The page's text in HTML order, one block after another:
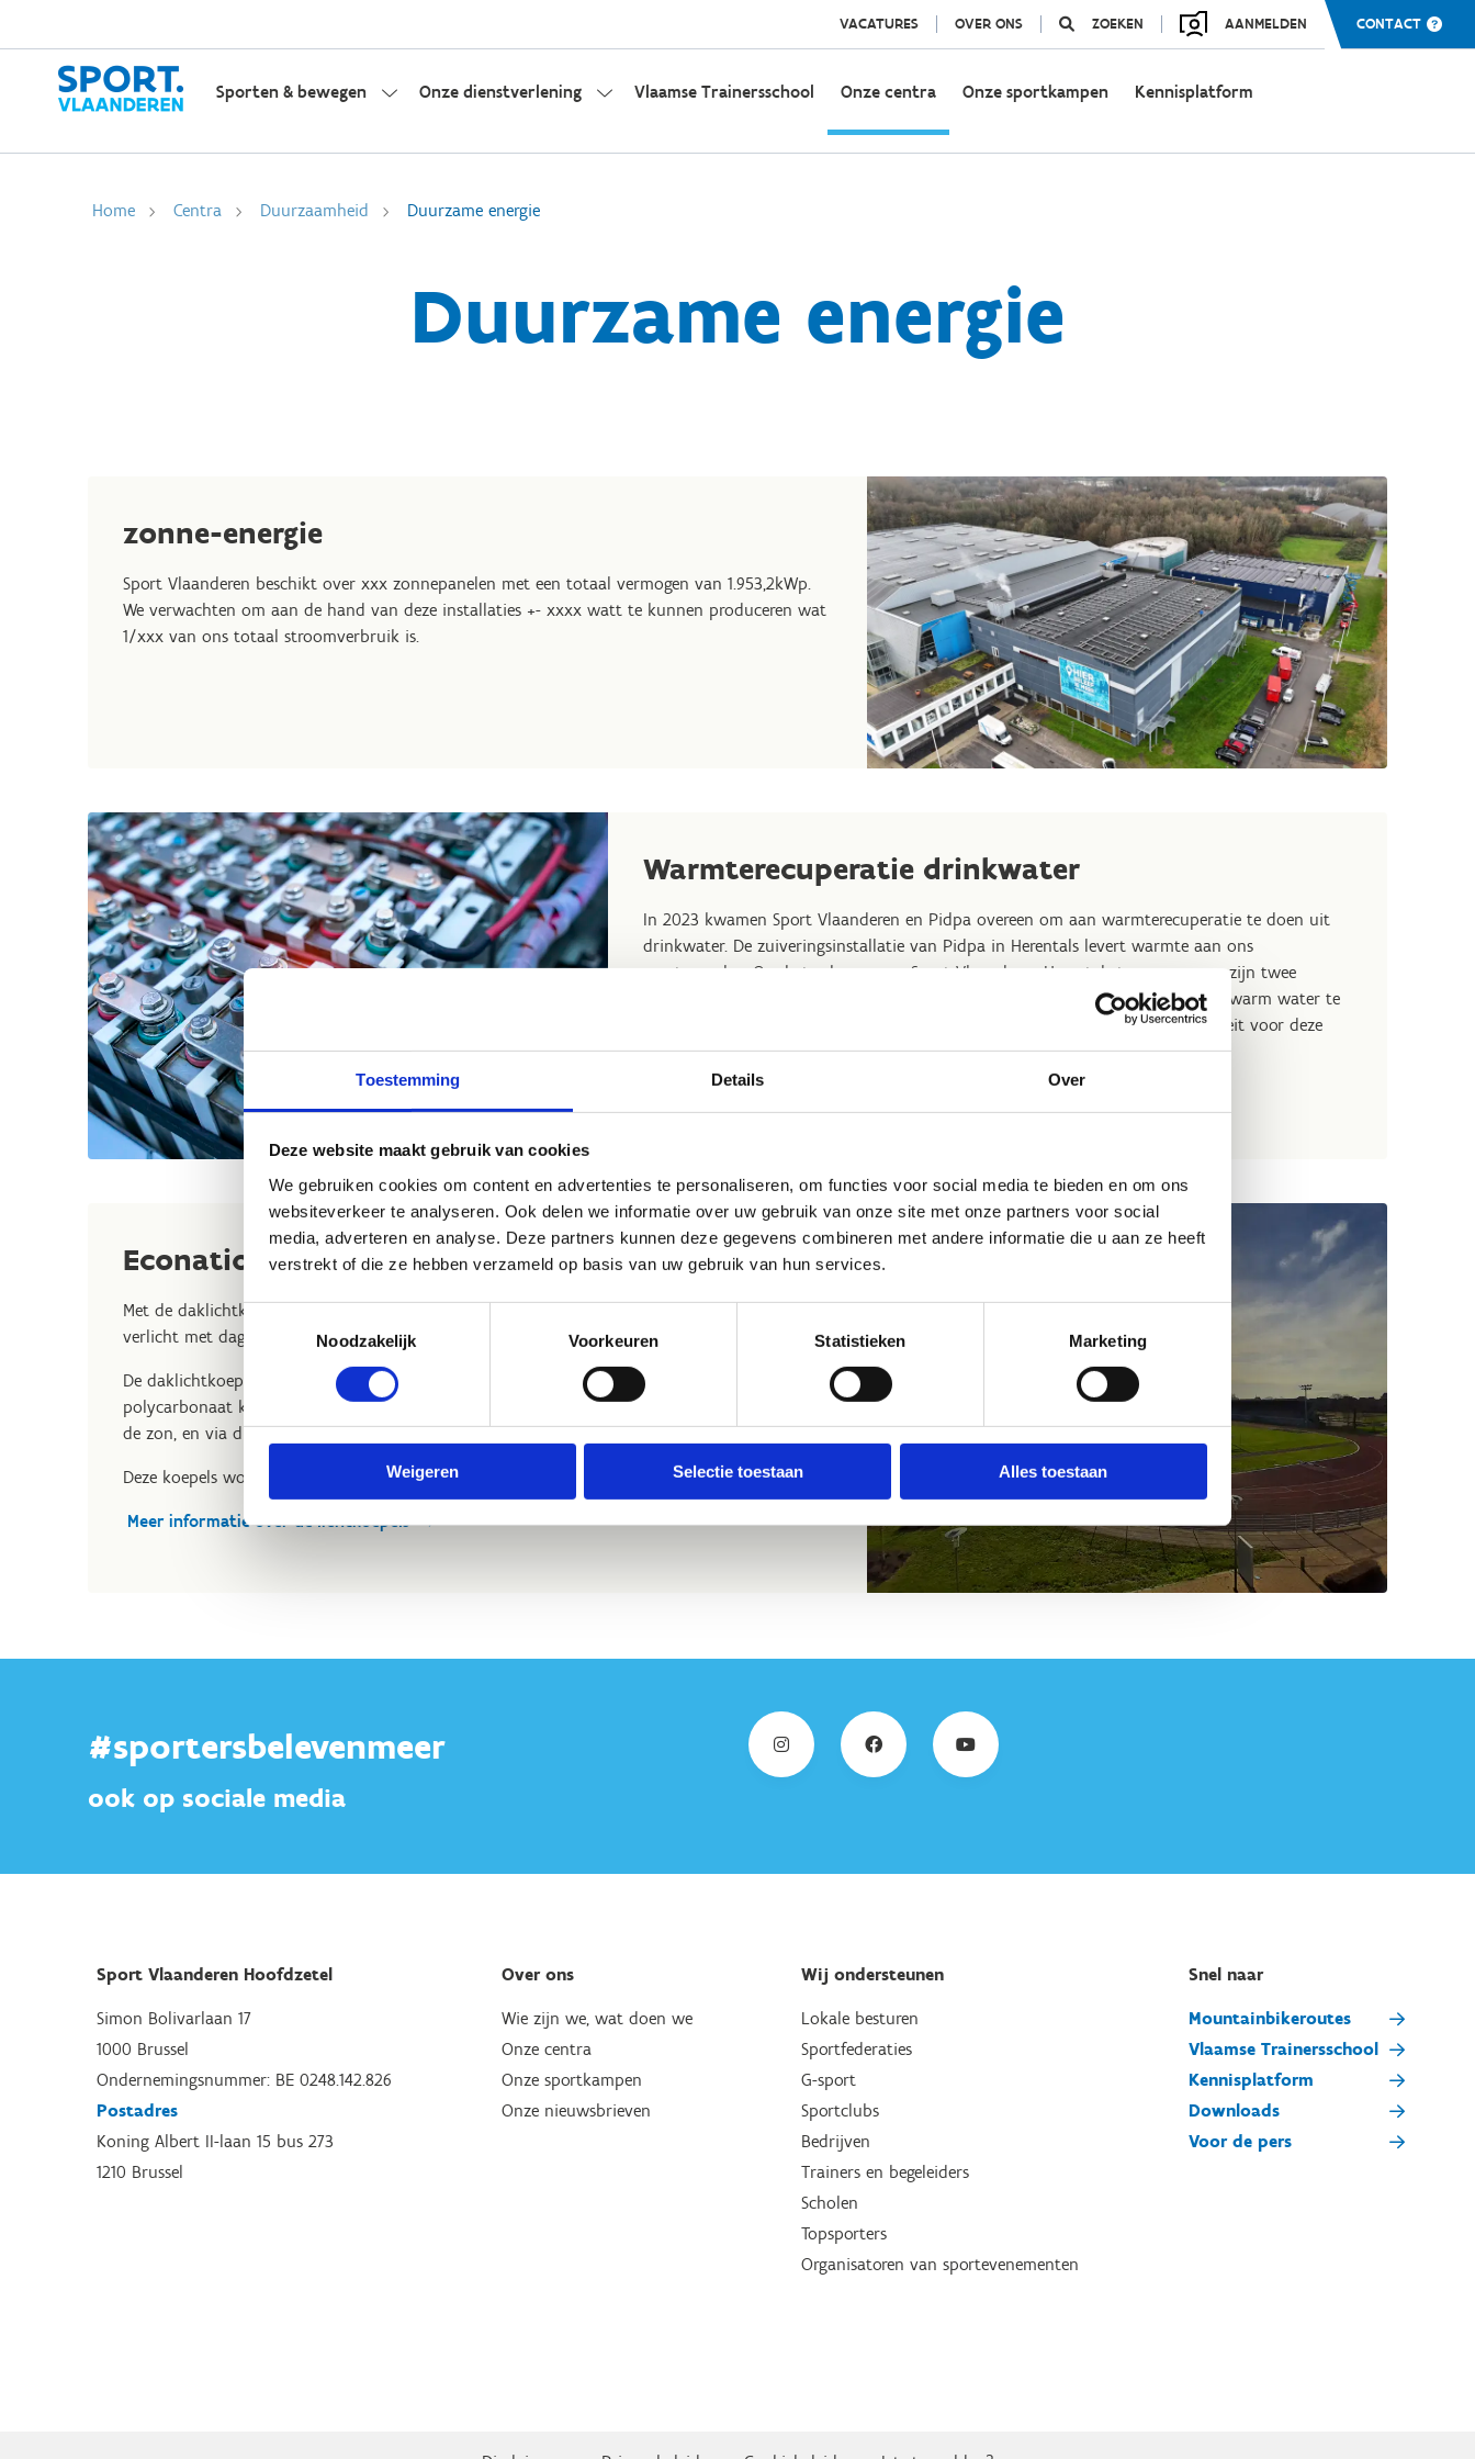
Toestemming Details Over
Deze website maakt gebruik van cookies
We gebruiken cookies om content en advertenties te personaliseren, om functies voor social media te bieden en om ons
websiteverkeer te analyseren. Ook delen we informatie over uw gebruik van onze site met onze partners voor social
media, adverteren en analyse. Deze partners kunnen deze gegevens combineren met andere informatie die u aan ze heeft
verstrekt of die ze hebben verzameld op basis van uw gebruik van hun services.
Toestemmingsselectie
Noodzakelijk
Voorkeuren Statistieken Marketing
Weigeren Selectie toestaan Alles toestaan
VACATURES OVER ONS ZOEKEN AANMELDEN CONTACT
Sporten & bewegen Onze dienstverlening Vlaamse Trainersschool Onze centra Onze sportkampen Kennisplatform
Home Centra Duurzaamheid Duurzame energie
Duurzame energie
zonne-energie
Sport Vlaanderen beschikt over xxx zonnepanelen met een totaal vermogen van 1.953,2kWp.
We verwachten om aan de hand van deze installaties +- xxxx watt te kunnen produceren wat
1/xxx van ons totaal stroomverbruik is.
Warmterecuperatie drinkwater
In 2023 kwamen Sport Vlaanderen en Pidpa overeen om aan warmterecuperatie te doen uit
drinkwater. De zuiveringsinstallatie van Pidpa in Herentals levert warmte aan ons
sportcomplex. Om het gebouw van Sport Vlaanderen Herentals te verwarmen, zijn twee
warmtepompen op lage temperatuur nodig. Om in de sanitaire voorzieningen warm water te
hebben, worden twee hogetemperatuurwarmtepompen geplaatst. De elektriciteit voor deze
warmtepompen komt grotendeels van zonnepanelen.
Econation daklichtkoepels
Met de daklichtkoepels van het Vlaamse Econation wordt de skatehal In Hofstade maximaal
verlicht met daglicht.
De daklichtkoepel die Econation samen met de Universiteit Gent ontwikkelde bestaat uit een
polycarbonaat koepel met een spiegel die, aangedreven door een PV paneeltje, meedraait met
de zon, en via diffractieplaten in de koepelschacht maximaal gefilterd licht naar binnenbrengt.
Deze koepels worden in de skatehal gecombineerd met LED verlichting met daglichtsturing.
Meer informatie over de lichtkoepels
#sportersbelevenmeer
ook op sociale media
Sport Vlaanderen Hoofdzetel
Simon Bolivarlaan 17
1000 Brussel
Ondernemingsnummer: BE 0248.142.826
Postadres
Koning Albert II-laan 15 bus 273
1210 Brussel
Over ons
Wie zijn we, wat doen we
Onze centra
Onze sportkampen
Onze nieuwsbrieven
Wij ondersteunen
Lokale besturen
Sportfederaties
G-sport
Sportclubs
Bedrijven
Trainers en begeleiders
Scholen
Topsporters
Organisatoren van sportevenementen
Snel naar
Mountainbikeroutes
Vlaamse Trainersschool
Kennisplatform
Downloads
Voor de pers